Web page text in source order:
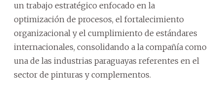
un trabajo estratégico enfocado en la
optimización de procesos, el fortalecimiento
organizacional y el cumplimiento de estándares
internacionales, consolidando a la compañía como
una de las industrias paraguayas referentes en el
sector de pinturas y complementos.